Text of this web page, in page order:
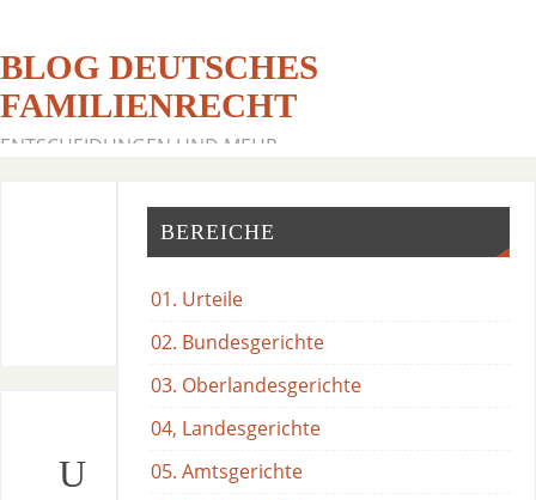
BLOG DEUTSCHES
FAMILIENRECHT
ENTSCHEIDUNGEN UND MEHR
U
BEREICHE
01. Urteile
02. Bundesgerichte
03. Oberlandesgerichte
04, Landesgerichte
05. Amtsgerichte